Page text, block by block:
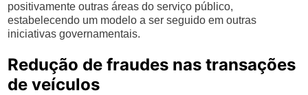
positivamente outras áreas do serviço público,
estabelecendo um modelo a ser seguido em outras
iniciativas governamentais.
Redução de fraudes nas transações
de veículos